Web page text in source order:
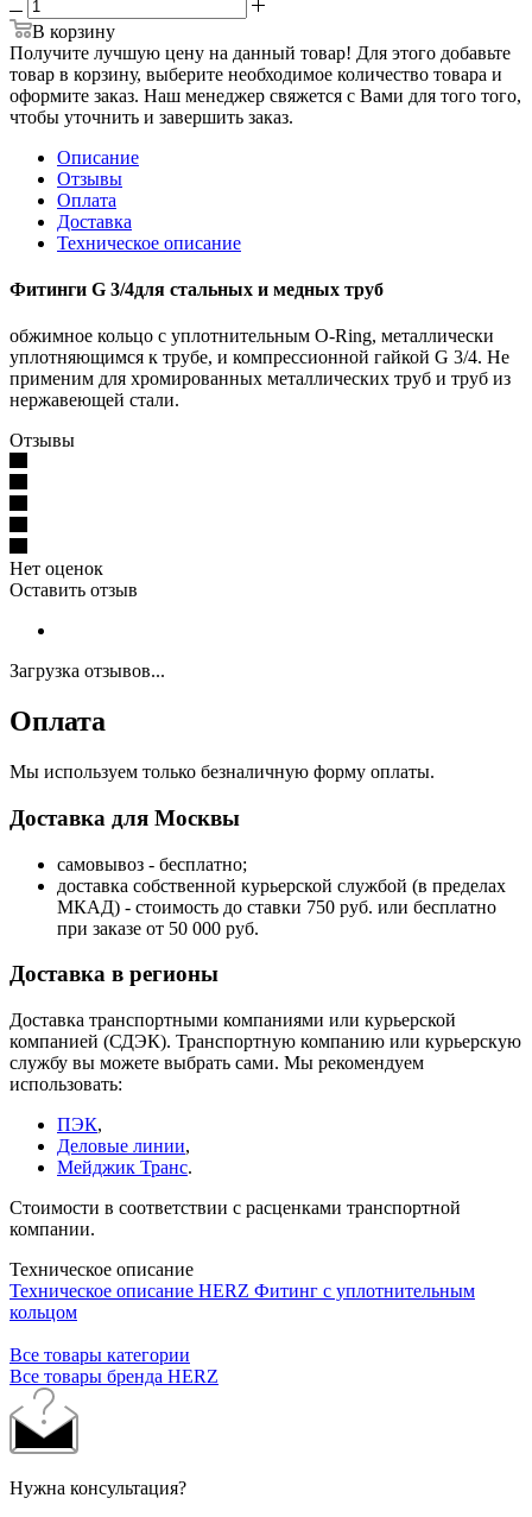
В корзину
Получите лучшую цену на данный товар! Для этого добавьте
товар в корзину, выберите необходимое количество товара и
оформите заказ. Наш менеджер свяжется с Вами для того того,
чтобы уточнить и завершить заказ.
Описание
Отзывы
Оплата
Доставка
Техническое описание
Фитинги G 3/4для стальных и медных труб
обжимное кольцо с уплотнительным O-Ring, металлически
уплотняющимся к трубе, и компрессионной гайкой G 3/4. Не
применим для хромированных металлических труб и труб из
нержавеющей стали.
Отзывы
Нет оценок
Оставить отзыв
Загрузка отзывов...
Оплата
Мы используем только безналичную форму оплаты.
Доставка для Москвы
самовывоз - бесплатно;
доставка собственной курьерской службой (в пределах
МКАД) - стоимость до ставки 750 руб. или бесплатно
при заказе от 50 000 руб.
Доставка в регионы
Доставка транспортными компаниями или курьерской
компанией (СДЭК). Транспортную компанию или курьерскую
службу вы можете выбрать сами. Мы рекомендуем
использовать:
ПЭК,
Деловые линии,
Мейджик Транс.
Стоимости в соответствии с расценками транспортной
компании.
Техническое описание
Техническое описание HERZ Фитинг с уплотнительным
кольцом
Все товары категории
Все товары бренда HERZ
Нужна консультация?